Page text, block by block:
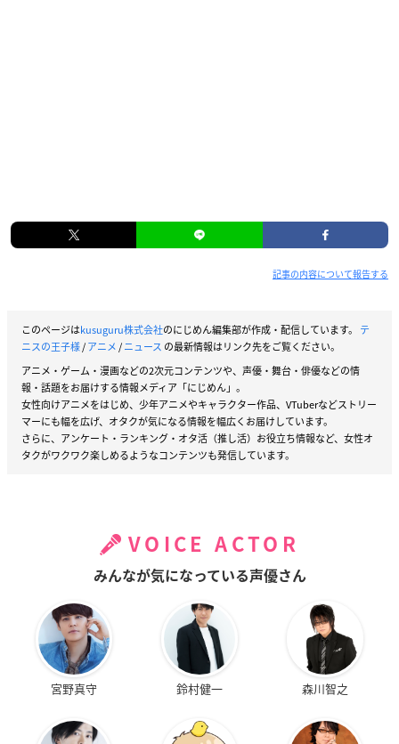
記事の内容について報告する
このページはkusuguru株式会社のにじめん編集部が作成・配信しています。 テ
ニスの王子様/アニメ/ニュース の最新情報はリンク先をご覧ください。
アニメ・ゲーム・漫画などの2次元コンテンツや、声優・舞台・俳優などの情
報・話題をお届けする情報メディア「にじめん」。
女性向けアニメをはじめ、少年アニメやキャラクター作品、VTuberなどストリー
マーにも幅を広げ、オタクが気になる情報を幅広くお届けしています。
さらに、アンケート・ランキング・オタ活（推し活）お役立ち情報など、女性オ
タクがワクワク楽しめるようなコンテンツも発信しています。
VOICE ACTOR
みんなが気になっている声優さん
宮野真守 鈴村健一 森川智之